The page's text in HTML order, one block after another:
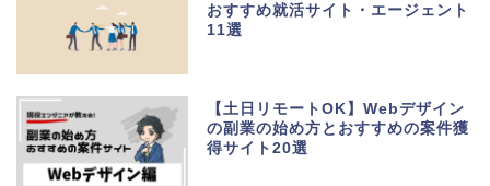
おすすめ就活サイト・エージェント
11選
【土日リモートOK】Webデザイン
の副業の始め方とおすすめの案件獲
得サイト20選